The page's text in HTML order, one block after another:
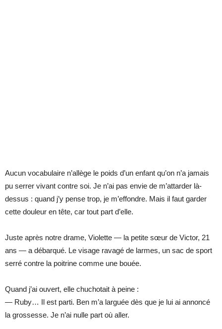
Aucun vocabulaire n’allège le poids d’un enfant qu’on n’a jamais
pu serrer vivant contre soi. Je n’ai pas envie de m’attarder là-
dessus : quand j’y pense trop, je m’effondre. Mais il faut garder
cette douleur en tête, car tout part d’elle.
Juste après notre drame, Violette — la petite sœur de Victor, 21
ans — a débarqué. Le visage ravagé de larmes, un sac de sport
serré contre la poitrine comme une bouée.
Quand j’ai ouvert, elle chuchotait à peine :
— Ruby… Il est parti. Ben m’a larguée dès que je lui ai annoncé
la grossesse. Je n’ai nulle part où aller.